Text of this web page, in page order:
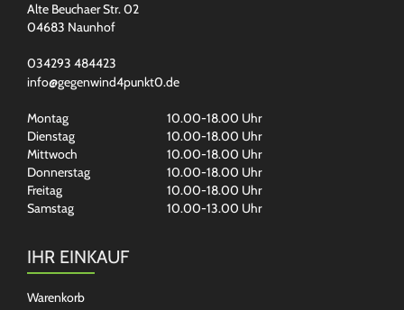
Alte Beuchaer Str. 02
04683 Naunhof
034293 484423
info@gegenwind4punkt0.de
Montag
10.00-18.00 Uhr
Dienstag
10.00-18.00 Uhr
Mittwoch
10.00-18.00 Uhr
Donnerstag
10.00-18.00 Uhr
Freitag
10.00-18.00 Uhr
Samstag
10.00-13.00 Uhr
IHR EINKAUF
Warenkorb